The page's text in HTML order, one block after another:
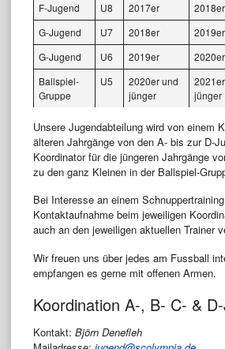
F-Jugend
U8 2017er 2018er
G-Jugend
U7 2018er 2019er
G-Jugend
U6 2019er 2020er
Ballspiel-
Gruppe
U5
2020er und
jünger
jünger
Unsere Jugendabteilung wird von einem
älteren Jahrgänge von den A- bis zur D-
Koordinator für die jüngeren Jahrgänge
zu den ganz Kleinen in der Ballspiel-
Bei Interesse an einem
Kontaktaufnahme beim jeweiligen
auch an den jeweiligen aktuellen Trainer
Wir freuen uns über jedes am Fussball
empfangen es gerne mit offenen Armen.
Koordination A-, B- C- &
Kontakt: Björn Denefleh